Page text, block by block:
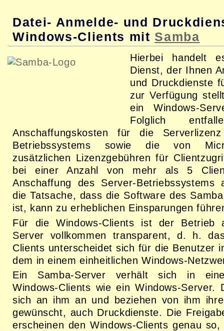
Datei- Anmelde- und
Windows-Clients mit Samba
Hierbei handelt
Dienst, der Ihnen
und Druckdienste
zur Verfügung
ein Windows-
Folglich
Anschaffungskosten für die
Betriebssystems sowie die von
zusätzlichen Lizenzgebühren für
bei einer Anzahl von mehr als 5
Anschaffung des Server-Betriebssystems
die Tatsache, dass die Software des
ist, kann zu erheblichen Einsparungen
Für die Windows-Clients ist der Betrieb
Server vollkommen transparent, d. h.
Clients unterscheidet sich für die Benutzer
dem in einem einheitlichen Windows-
Ein Samba-Server verhält sich in
Windows-Clients wie ein Windows-Server.
sich an ihm an und beziehen von ihm
gewünscht, auch Druckdienste. Die
erscheinen den Windows-Clients genau